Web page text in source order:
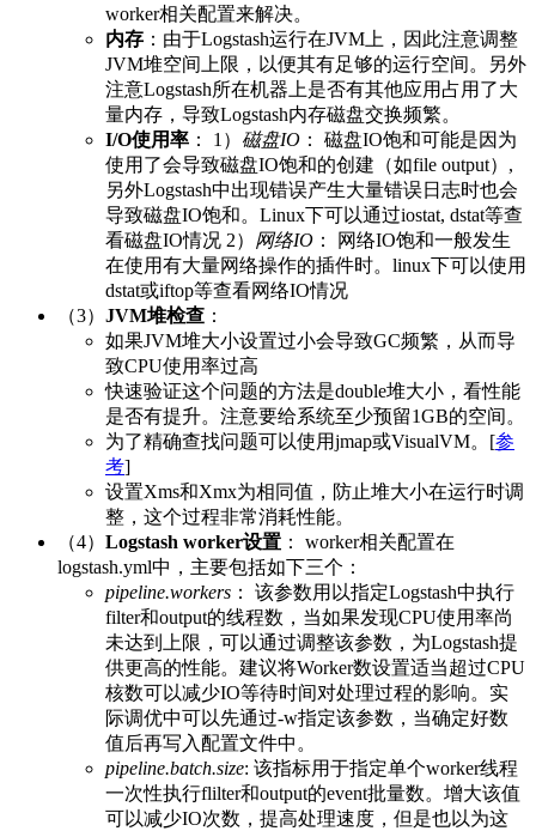
worker相关配置来解决。
内存 ：由于Logstash运行在JVM上，因此注意调整
JVM堆空间上限，以便其有足够的运行空间。另外
注意Logstash所在机器上是否有其他应用占用了大
量内存，导致Logstash内存磁盘交换频繁。
I/O使用率 ： 1） 磁盘IO ： 磁盘IO饱和可能是因为
使用了会导致磁盘IO饱和的创建（如file output）,
另外Logstash中出现错误产生大量错误日志时也会
导致磁盘IO饱和。Linux下可以通过iostat, dstat等查
看磁盘IO情况 2） 网络IO ： 网络IO饱和一般发生
在使用有大量网络操作的插件时。linux下可以使用
dstat或iftop等查看网络IO情况
（3） JVM堆检查 ：
如果JVM堆大小设置过小会导致GC频繁，从而导
致CPU使用率过高
快速验证这个问题的方法是double堆大小，看性能
是否有提升。注意要给系统至少预留1GB的空间。
为了精确查找问题可以使用jmap或VisualVM。[参
考]
设置Xms和Xmx为相同值，防止堆大小在运行时调
整，这个过程非常消耗性能。
（4） Logstash worker设置 ： worker相关配置在
logstash.yml中，主要包括如下三个：
pipeline.workers ： 该参数用以指定Logstash中执行
filter和output的线程数，当如果发现CPU使用率尚
未达到上限，可以通过调整该参数，为Logstash提
供更高的性能。建议将Worker数设置适当超过CPU
核数可以减少IO等待时间对处理过程的影响。实
际调优中可以先通过-w指定该参数，当确定好数
值后再写入配置文件中。
pipeline.batch.size: 该指标用于指定单个worker线程
一次性执行flilter和output的event批量数。增大该值
可以减少IO次数，提高处理速度，但是也以为这